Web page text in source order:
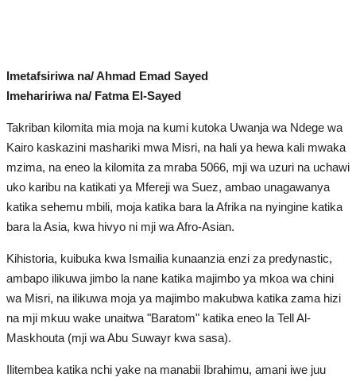
Dondoo
Makumbusho ya Gamal Abdel
Nasser
Ziara za Nje
Jamii ya Nasser
Habari
Harakati ya Nasser kwa Vijana
Habari za wanachama
Imetafsiriwa na/ Ahmad Emad Sayed
Imehaririwa na/ Fatma El-Sayed
Takriban kilomita mia moja na kumi kutoka Uwanja wa Ndege wa
Kairo kaskazini mashariki mwa Misri, na hali ya hewa kali mwaka
mzima, na eneo la kilomita za mraba 5066, mji wa uzuri na uchawi
uko karibu na katikati ya Mfereji wa Suez, ambao unagawanya
katika sehemu mbili, moja katika bara la Afrika na nyingine katika
bara la Asia, kwa hivyo ni mji wa Afro-Asian.
Kihistoria, kuibuka kwa Ismailia kunaanzia enzi za predynastic,
ambapo ilikuwa jimbo la nane katika majimbo ya mkoa wa chini
wa Misri, na ilikuwa moja ya majimbo makubwa katika zama hizi
na mji mkuu wake unaitwa "Baratom" katika eneo la Tell Al-
Maskhouta (mji wa Abu Suwayr kwa sasa).
Ilitembea katika nchi yake na manabii Ibrahimu, amani iwe juu